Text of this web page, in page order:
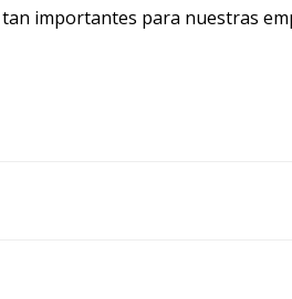
importantes para nuestras